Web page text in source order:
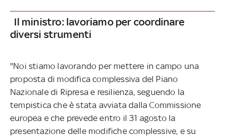
Il ministro: lavoriamo per coordinare
diversi strumenti
"Noi stiamo lavorando per mettere in campo una
proposta di modifica complessiva del Piano
Nazionale di Ripresa e resilienza, seguendo la
tempistica che è stata avviata dalla Commissione
europea e che prevede entro il 31 agosto la
presentazione delle modifiche complessive, e su